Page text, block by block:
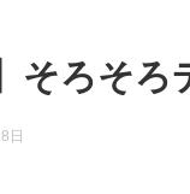
そろそ
日